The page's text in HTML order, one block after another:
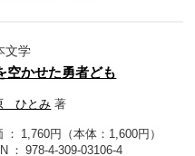
文学
空かせた勇者ども
ひとみ 著
1,760円（本体：1,600円）
978-4-309-03106-4